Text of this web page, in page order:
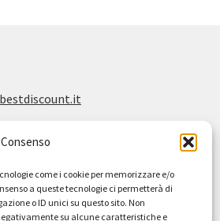
come i cookie per memorizzare e/o
a queste tecnologie ci permetterà di
o ID unici su questo sito. Non
su alcune caratteristiche e